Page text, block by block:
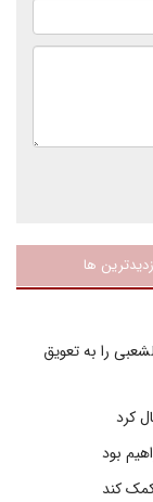
ها
را به تعویق
کرد
بود
کند